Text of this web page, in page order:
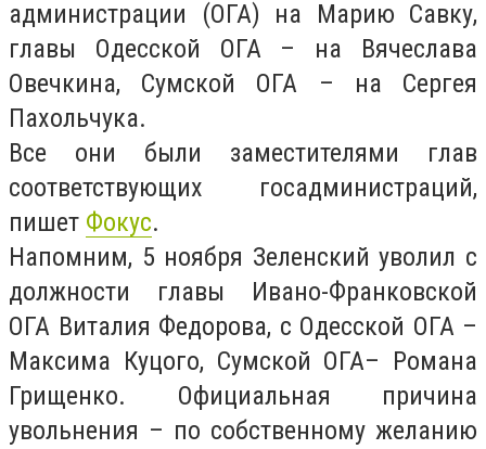
администрации (ОГА) на Марию Савку,
главы Одесской ОГА – на Вячеслава
Овечкина, Сумской ОГА – на Сергея
Пахольчука.
Все они были заместителями глав
соответствующих госадминистраций,
пишет Фокус.
Напомним, 5 ноября Зеленский уволил с
должности главы Ивано-Франковской
ОГА Виталия Федорова, с Одесской ОГА –
Максима Куцого, Сумской ОГА– Романа
Грищенко. Официальная причина
увольнения – по собственному желанию